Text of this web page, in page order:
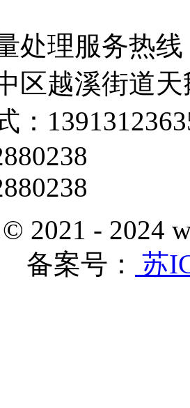
处理服务热线
区越溪街道
：
2021 - 2024
备案号：
苏